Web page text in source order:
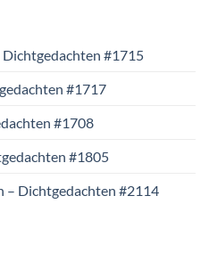
Dichtgedachten #1715
#1717
#1708
#1805
– Dichtgedachten #2114